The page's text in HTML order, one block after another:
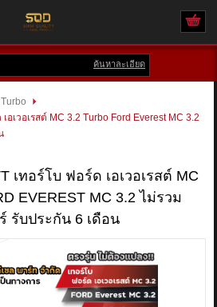
จ( 0 )
ค้นหาละเอียด
อเวอเรสต์ MC 3.2 Turbo Ford Everest MC 3.2
เทอร์โบ ฟอร์ด เอเวอเรสต์ MC
EVEREST MC 3.2 ไม่รวม
รับประกัน 6 เดือน